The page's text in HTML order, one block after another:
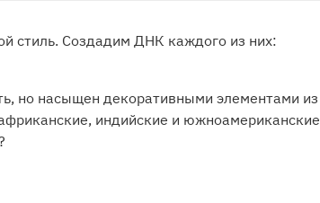
стиль. Создадим ДНК каждого из них:
но насыщен декоративными элементами из
индийские и южноамериканские